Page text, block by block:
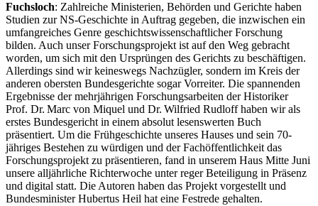
Fuchsloch: Zahlreiche Ministerien, Behörden und Gerichte haben
Studien zur NS-Geschichte in Auftrag gegeben, die inzwischen ein
umfangreiches Genre geschichtswissenschaftlicher Forschung
bilden. Auch unser Forschungsprojekt ist auf den Weg gebracht
worden, um sich mit den Ursprüngen des Gerichts zu beschäftigen.
Allerdings sind wir keineswegs Nachzügler, sondern im Kreis der
anderen obersten Bundesgerichte sogar Vorreiter. Die spannenden
Ergebnisse der mehrjährigen Forschungsarbeiten der Historiker
Prof. Dr. Marc von Miquel und Dr. Wilfried Rudloff haben wir als
erstes Bundesgericht in einem absolut lesenswerten Buch
präsentiert. Um die Frühgeschichte unseres Hauses und sein 70-
jähriges Bestehen zu würdigen und der Fachöffentlichkeit das
Forschungsprojekt zu präsentieren, fand in unserem Haus Mitte Juni
unsere alljährliche Richterwoche unter reger Beteiligung in Präsenz
und digital statt. Die Autoren haben das Projekt vorgestellt und
Bundesminister Hubertus Heil hat eine Festrede gehalten.